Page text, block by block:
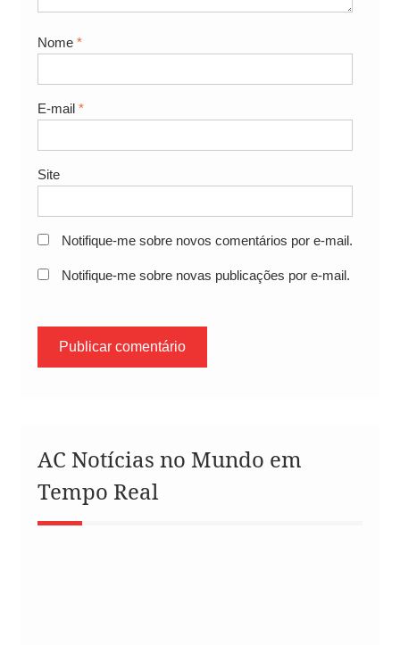
Nome *
E-mail *
Site
Notifique-me sobre novos comentários por e-mail.
Notifique-me sobre novas publicações por e-mail.
AC Notícias no Mundo em
Tempo Real